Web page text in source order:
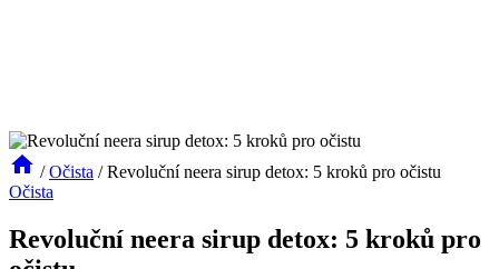
/ Očista / Revoluční neera sirup detox: 5 kroků pro očistu
Očista
Revoluční neera sirup detox: 5 kroků pro